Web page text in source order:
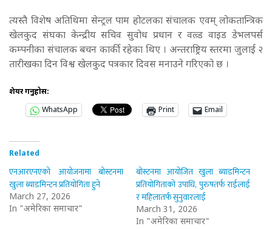
त्यस्तै विशेष अतिथिमा सेन्ट्रल पाम होटलका संचालक एवम् लोकतान्त्रिक
खेलकुद संघका केन्द्रीय सचिव सुवोध प्रधान र वल्र्ड वाइड डेभलपर्स
कम्पनीका संचालक बचन कार्की रहेका थिए । अन्तराष्ट्रिय स्तरमा जुलाई २
तारीखका दिन विश्व खेलकुद पत्रकार दिवस मनाउने गरिएको छ ।
शेयर गर्नुहोस:
WhatsApp
Print Email
Related
एनआरएनएको आयोजनामा बोस्टनमा
खुला ब्याडमिन्टन प्रतियोगिता हुने
March 27, 2026
In "अमेरिका समाचार"
बोस्टनमा आयोजित खुला ब्याडमिन्टन
प्रतियोगिताको उपाधि, पुरुषतर्फ राईलाई
र महिलातर्फ सुनुवारलाई
March 31, 2026
In "अमेरिका समाचार"